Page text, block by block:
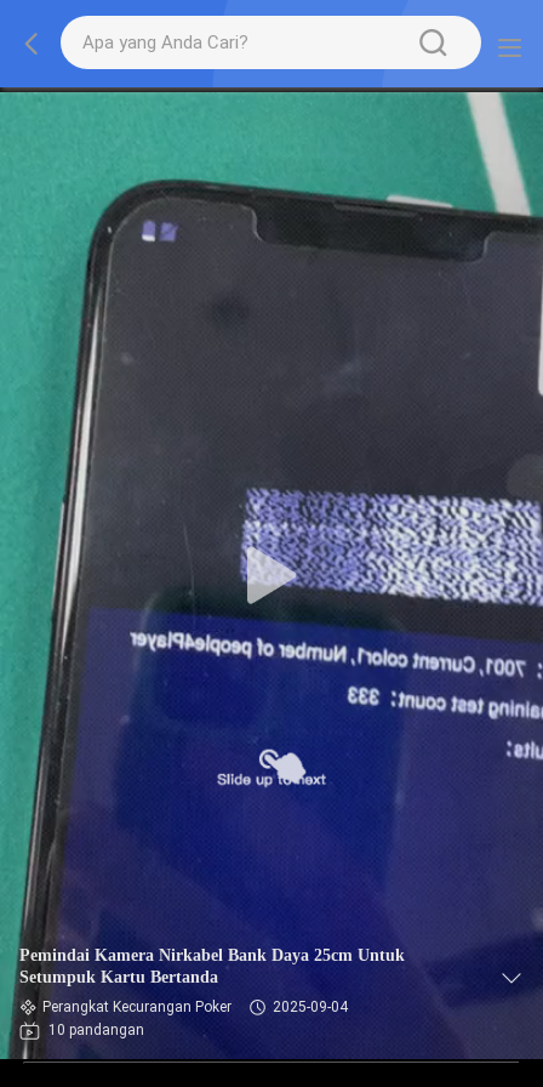
Pemindai Kamera Nirkabel Bank Daya 25cm Untuk
Setumpuk Kartu Bertanda
Perangkat Kecurangan Poker
2025-09-04
10 pandangan